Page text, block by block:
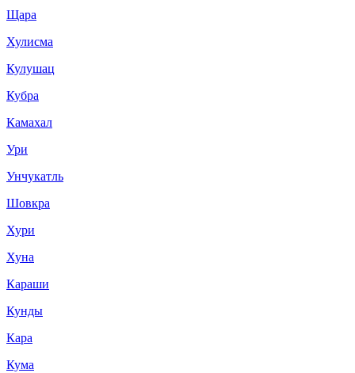
Щара
Хулисма
Кулушац
Кубра
Камахал
Ури
Унчукатль
Шовкра
Хури
Хуна
Караши
Кунды
Кара
Кума